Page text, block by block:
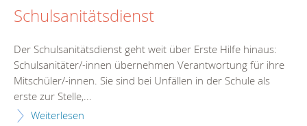
Schulsanitätsdienst
Der Schulsanitätsdienst geht weit über Erste Hilfe hinaus:
Schulsanitäter/-innen übernehmen Verantwortung für ihre
Mitschüler/-innen. Sie sind bei Unfällen in der Schule als
erste zur Stelle,...
Weiterlesen